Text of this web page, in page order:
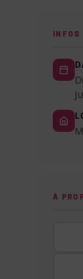
INFOS
À